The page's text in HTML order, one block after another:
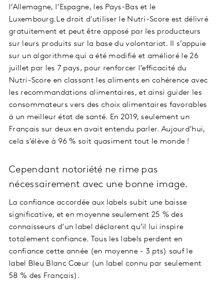
l’Allemagne, l’Espagne, les Pays-Bas et le
Luxembourg.Le droit d'utiliser le Nutri-Score est délivré
gratuitement et peut être apposé par les producteurs
sur leurs produits sur la base du volontariat. Il s’appuie
sur un algorithme qui a été modifié et amélioré le 26
juillet par les 7 pays, pour renforcer l’efficacité du
Nutri-Score en classant les aliments en cohérence avec
les recommandations alimentaires, et ainsi guider les
consommateurs vers des choix alimentaires favorables
à un meilleur état de santé. En 2019, seulement un
Français sur deux en avait entendu parler. Aujourd’hui,
cela s’élève à 96 % soit quasiment tout le monde !
Cependant notoriété ne rime pas
nécessairement avec une bonne image.
La confiance accordée aux labels subit une baisse
significative, et en moyenne seulement 25 % des
connaisseurs d’un label déclarent qu’il lui inspire
totalement confiance. Tous les labels perdent en
confiance cette année (en moyenne - 3 pts) sauf le
label Bleu Blanc Cœur (un label connu par seulement
58 % des Français).